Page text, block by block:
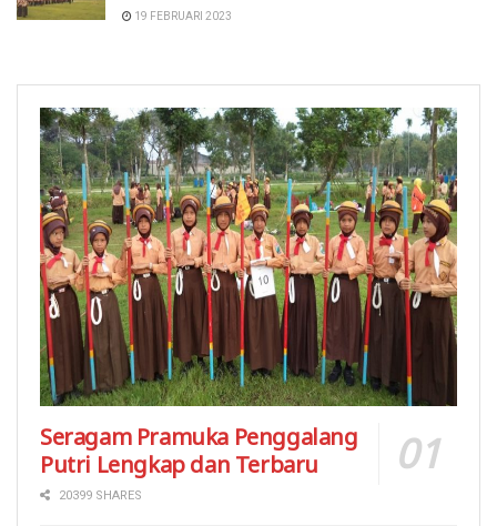
19 FEBRUARI 2023
Seragam Pramuka Penggalang
Putri Lengkap dan Terbaru
20399 SHARES